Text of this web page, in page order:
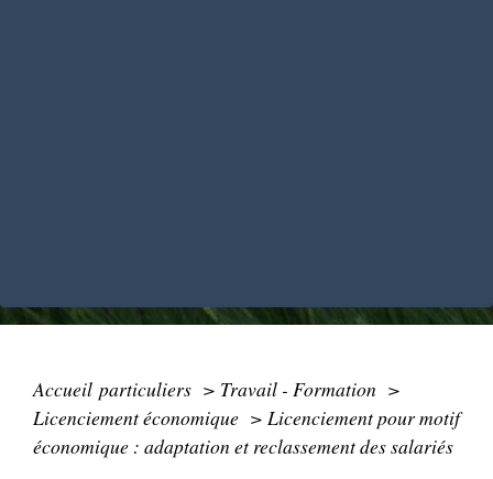
Accueil particuliers > Travail - Formation >
Licenciement économique > Licenciement pour motif
économique : adaptation et reclassement des salariés